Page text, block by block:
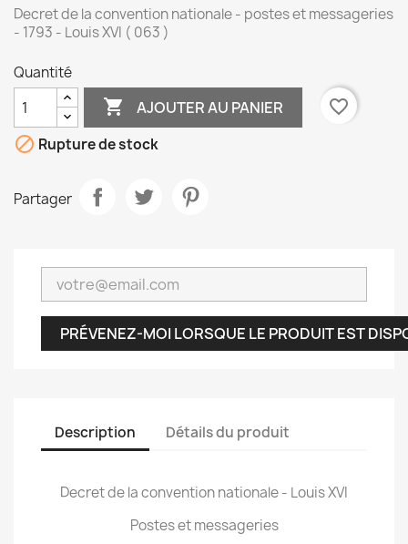
Decret de la convention nationale - postes et messageries
- 1793 - Louis XVI ( 063 )
Quantité
 AJOUTER AU PANIER
favorite_border
 Rupture de stock
Partager
PRÉVENEZ-MOI LORSQUE LE PRODUIT EST
Description Détails du produit
Decret de la convention nationale - Louis XVI
Postes et messageries